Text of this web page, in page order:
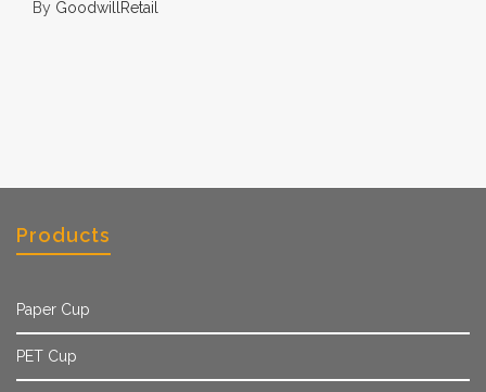
By GoodwillRetail
Products
Paper Cup
PET Cup